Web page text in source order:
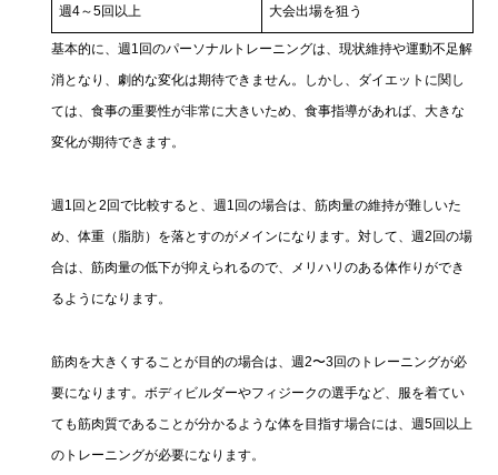
週4～5回以上 大会出場を狙う
基本的に、週1回のパーソナルトレーニングは、現状維持や運動不足解
消となり、劇的な変化は期待できません。しかし、ダイエットに関し
ては、食事の重要性が非常に大きいため、食事指導があれば、大きな
変化が期待できます。
週1回と2回で比較すると、週1回の場合は、筋肉量の維持が難しいた
め、体重（脂肪）を落とすのがメインになります。対して、週2回の場
合は、筋肉量の低下が抑えられるので、メリハリのある体作りができ
るようになります。
筋肉を大きくすることが目的の場合は、週2〜3回のトレーニングが必
要になります。ボディビルダーやフィジークの選手など、服を着てい
ても筋肉質であることが分かるような体を目指す場合には、週5回以上
のトレーニングが必要になります。